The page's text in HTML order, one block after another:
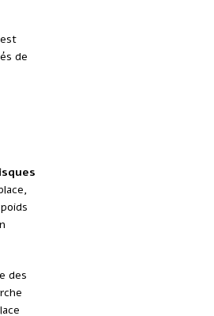
de
des